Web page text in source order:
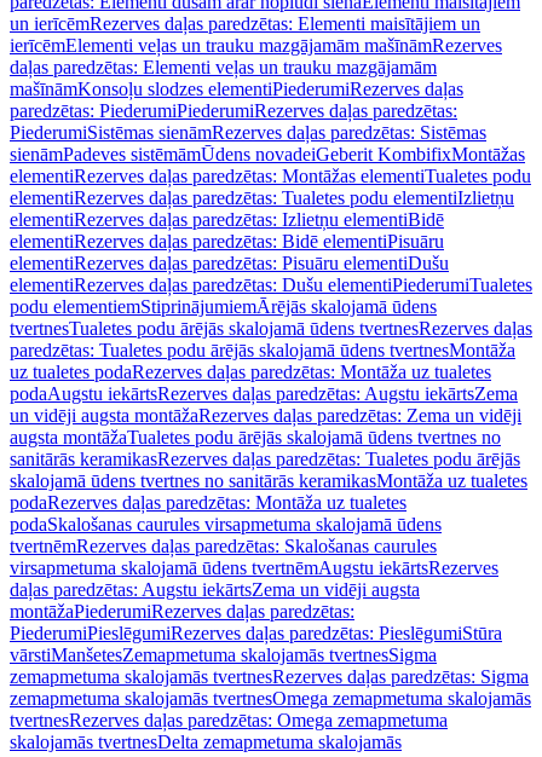
un ierīcēmRezerves daļas paredzētas: Elementi maisītājiem un
ierīcēmElementi veļas un trauku mazgājamām mašīnāmRezerves
daļas paredzētas: Elementi veļas un trauku mazgājamām
mašīnāmKonsoļu slodzes elementiPiederumiRezerves daļas
paredzētas: PiederumiPiederumiRezerves daļas paredzētas:
PiederumiSistēmas sienāmRezerves daļas paredzētas: Sistēmas
sienāmPadeves sistēmāmŪdens novadeiGeberit KombifixMontāžas
elementiRezerves daļas paredzētas: Montāžas elementiTualetes podu
elementiRezerves daļas paredzētas: Tualetes podu elementiIzlietņu
elementiRezerves daļas paredzētas: Izlietņu elementiBidē
elementiRezerves daļas paredzētas: Bidē elementiPisuāru
elementiRezerves daļas paredzētas: Pisuāru elementiDušu
elementiRezerves daļas paredzētas: Dušu elementiPiederumiTualetes
podu elementiemStiprinājumiemĀrējās skalojamā ūdens
tvertnesTualetes podu ārējās skalojamā ūdens tvertnesRezerves daļas
paredzētas: Tualetes podu ārējās skalojamā ūdens tvertnesMontāža
uz tualetes podaRezerves daļas paredzētas: Montāža uz tualetes
podaAugstu iekārtsRezerves daļas paredzētas: Augstu iekārtsZema
un vidēji augsta montāžaRezerves daļas paredzētas: Zema un vidēji
augsta montāžaTualetes podu ārējās skalojamā ūdens tvertnes no
sanitārās keramikasRezerves daļas paredzētas: Tualetes podu ārējās
skalojamā ūdens tvertnes no sanitārās keramikasMontāža uz tualetes
podaRezerves daļas paredzētas: Montāža uz tualetes
podaSkalošanas caurules virsapmetuma skalojamā ūdens
tvertnēmRezerves daļas paredzētas: Skalošanas caurules
virsapmetuma skalojamā ūdens tvertnēmAugstu iekārtsRezerves
daļas paredzētas: Augstu iekārtsZema un vidēji augsta
montāžaPiederumiRezerves daļas paredzētas:
PiederumiPieslēgumiRezerves daļas paredzētas: PieslēgumiStūra
vārstiManšetesZemapmetuma skalojamās tvertnesSigma
zemapmetuma skalojamās tvertnesRezerves daļas paredzētas: Sigma
zemapmetuma skalojamās tvertnesOmega zemapmetuma skalojamās
tvertnesRezerves daļas paredzētas: Omega zemapmetuma
skalojamās tvertnesDelta zemapmetuma skalojamās